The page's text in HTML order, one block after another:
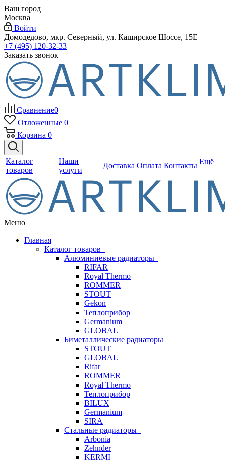
Ваш город
Москва
Войти
Домодедово, мкр. Северный, ул. Каширское Шоссе, 15Е
+7 (495) 120-32-33
Заказать звонок
Сравнение0
Отложенные 0
Корзина 0
Каталог
товаров
Наши
услуги
Доставка Оплата Контакты Ещё
Меню
Главная
Каталог товаров
Алюминиевые радиаторы
RIFAR
Royal Thermo
ROMMER
STOUT
Gekon
Теплоприбор
Germanium
GLOBAL
Биметаллические радиаторы
STOUT
GLOBAL
Rifar
ROMMER
Royal Thermo
Теплоприбор
BILUX
Germanium
SIRA
Стальные радиаторы
Arbonia
Zehnder
KERMI